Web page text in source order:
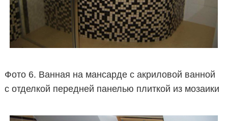
Фото 6. Ванная на мансарде с акриловой ванной
с отделкой передней панелью плиткой из мозаики